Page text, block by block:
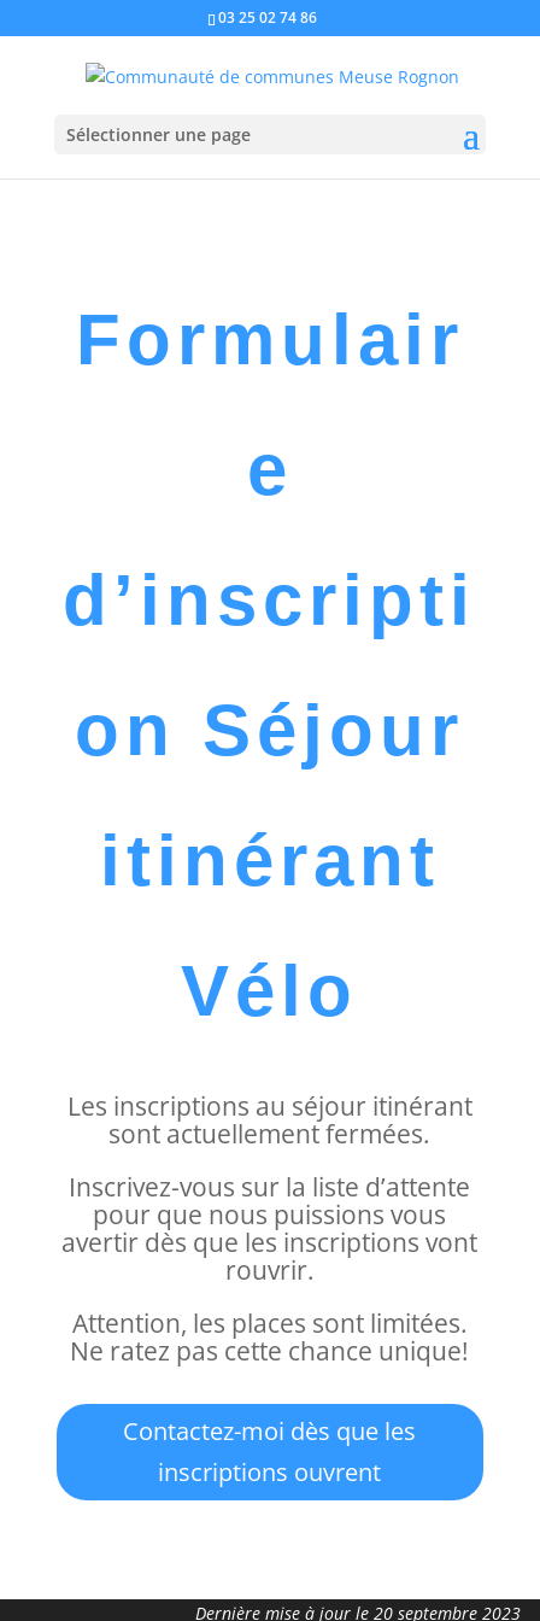
03 25 02 74 86
Sélectionner une page
Formulair
e
d’inscripti
on Séjour
itinérant
Vélo
Les inscriptions au séjour itinérant
sont actuellement fermées.
Inscrivez-vous sur la liste d’attente
pour que nous puissions vous
avertir dès que les inscriptions vont
rouvrir.
Attention, les places sont limitées.
Ne ratez pas cette chance unique!
Contactez-moi dès que les
inscriptions ouvrent
Dernière mise à jour le 20 septembre 2023